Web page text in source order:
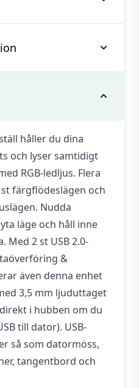
håller du dina
och lyser samtidigt
RGB-ledljus. Flera
färgflödeslägen och
Nudda
läge och håll inne
Med 2 st USB 2.0-
&
även denna enhet
3,5 mm ljuduttaget
i hubben om du
till dator). USB-
så som datormöss,
tangentbord och
× 30 × 170 mm
mm
USB-A (DC 5 V)
än.
”Hörlurställ
för att skriva en